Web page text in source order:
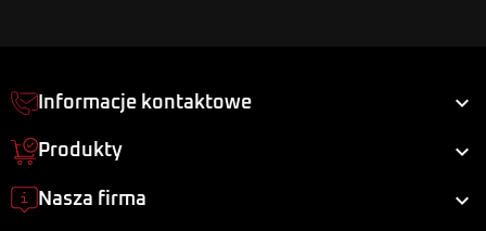
Informacje kontaktowe 
Produkty 
Nasza firma 